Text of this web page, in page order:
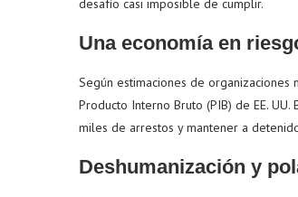
desafío casi imposible de cumplir.
Una economía en
Según estimaciones de
Producto Interno Bruto (PIB) de EE.
miles de arrestos y mantener a
Deshumanización y